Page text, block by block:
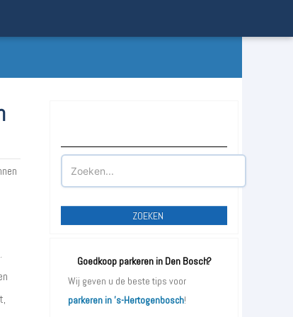
ZOEKEN
Goedkoop parkeren in Den Bosch?
Wij geven u de beste tips voor
parkeren in 's-Hertogenbosch!